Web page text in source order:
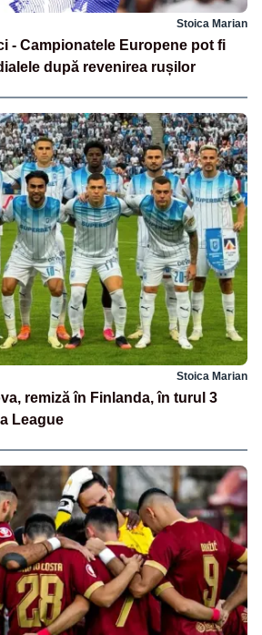
Stoica Marian
- Campionatele Europene pot fi
după revenirea rușilor
Stoica Marian
remiză în Finlanda, în turul 3
League